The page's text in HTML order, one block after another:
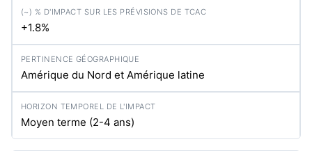
+1.8%
Amérique du Nord et Amérique latine
Moyen terme (2-4 ans)